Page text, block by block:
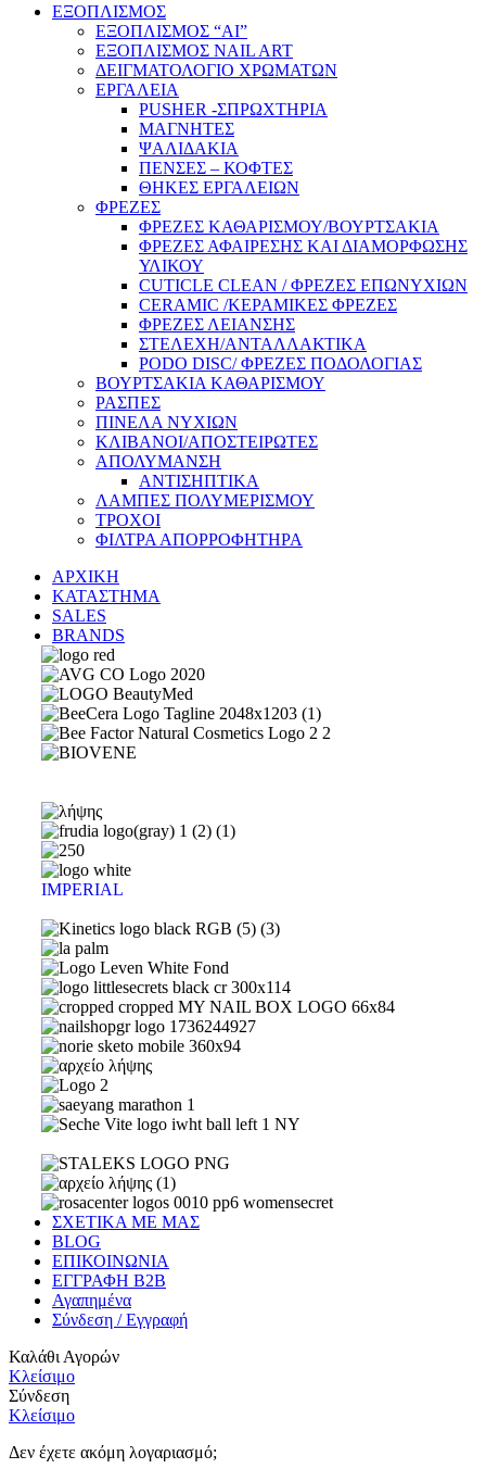
ΕΞΟΠΛΙΣΜΟΣ
ΕΞΟΠΛΙΣΜΟΣ “AI”
ΕΞΟΠΛΙΣΜΟΣ NAIL ART
ΔΕΙΓΜΑΤΟΛΟΓΙΟ ΧΡΩΜΑΤΩΝ
ΕΡΓΑΛΕΙΑ
PUSHER -ΣΠΡΩΧΤΗΡΙΑ
ΜΑΓΝΗΤΕΣ
ΨΑΛΙΔΑΚΙΑ
ΠΕΝΣΕΣ – ΚΟΦΤΕΣ
ΘΗΚΕΣ ΕΡΓΑΛΕΙΩΝ
ΦΡΕΖΕΣ
ΦΡΕΖΕΣ ΚΑΘΑΡΙΣΜΟΥ/ΒΟΥΡΤΣΑΚΙΑ
ΦΡΕΖΕΣ ΑΦΑΙΡΕΣΗΣ ΚΑΙ ΔΙΑΜΟΡΦΩΣΗΣ
ΥΛΙΚΟΥ
CUTICLE CLEAN / ΦΡΕΖΕΣ ΕΠΩΝΥΧΙΩΝ
CERAMIC /ΚΕΡΑΜΙΚΕΣ ΦΡΕΖΕΣ
ΦΡΕΖΕΣ ΛΕΙΑΝΣΗΣ
ΣΤΕΛΕΧΗ/ΑΝΤΑΛΛΑΚΤΙΚΑ
PODO DISC/ ΦΡΕΖΕΣ ΠΟΔΟΛΟΓΙΑΣ
ΒΟΥΡΤΣΑΚΙΑ ΚΑΘΑΡΙΣΜΟΥ
ΡΑΣΠΕΣ
ΠΙΝΕΛΑ ΝΥΧΙΩΝ
ΚΛΙΒΑΝΟΙ/ΑΠΟΣΤΕΙΡΩΤΕΣ
ΑΠΟΛΥΜΑΝΣΗ
ΑΝΤΙΣΗΠΤΙΚΑ
ΛΑΜΠΕΣ ΠΟΛΥΜΕΡΙΣΜΟΥ
ΤΡΟΧΟΙ
ΦΙΛΤΡΑ ΑΠΟΡΡΟΦΗΤΗΡΑ
ΑΡΧΙΚΗ
ΚΑΤΑΣΤΗΜΑ
SALES
BRANDS
IMPERIAL
ΣΧΕΤΙΚΑ ΜΕ ΜΑΣ
BLOG
ΕΠΙΚΟΙΝΩΝΙΑ
ΕΓΓΡΑΦΗ Β2Β
Αγαπημένα
Σύνδεση / Εγγραφή
Καλάθι Αγορών
Κλείσιμο
Σύνδεση
Κλείσιμο
Δεν έχετε ακόμη λογαριασμό;